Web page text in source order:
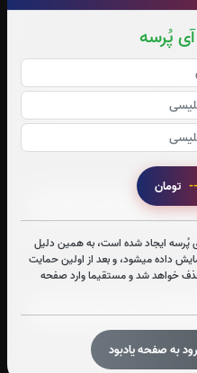
پُرسه
پُرسه ایجاد شده است، به همین دلیل
داده میشود، و بعد از اولین حمایت
خواهد شد و مستقیما وارد صفحه
به صفحه یادبود
یاسین